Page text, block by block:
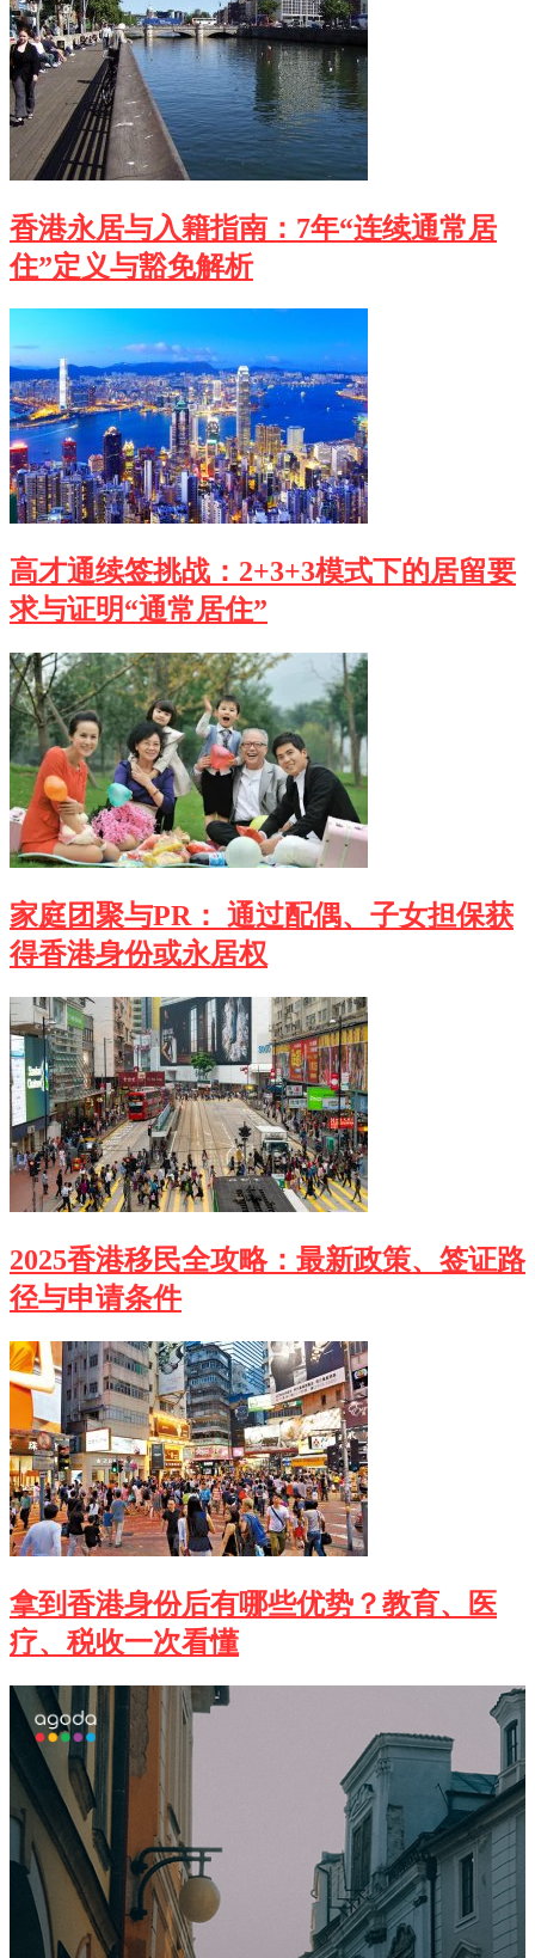
香港永居与入籍指南：7年“连续通常居
住”定义与豁免解析
高才通续签挑战：2+3+3模式下的居留要
求与证明“通常居住”
家庭团聚与PR： 通过配偶、子女担保获
得香港身份或永居权
2025香港移民全攻略：最新政策、签证路
径与申请条件
拿到香港身份后有哪些优势？教育、医
疗、税收一次看懂